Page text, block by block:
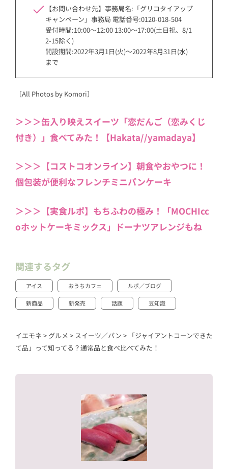
【お問い合わせ先】事務局名:「グリコタイアップ
キャンペーン」事務局 電話番号:0120-018-504
受付時間:10:00〜12:00 13:00〜17:00(土日祝、8/1
2-15除く)
開設期間:2022年3月1日(火)〜2022年8月31日(水)
まで
［All Photos by Komori］
＞＞＞缶入り映えスイーツ「恋だんご（恋みくじ
付き）」食べてみた！【Hakata//yamadaya】
＞＞＞【コストコオンライン】朝食やおやつに！
個包装が便利なフレンチミニパンケーキ
＞＞＞【実食ルポ】もちふわの極み！「MOCHIcc
oホットケーキミックス」ドーナツアレンジもね
関連するタグ
アイス おうちカフェ ルポ／ブログ
新商品 新発売 話題 豆知識
イエモネ > グルメ > スイーツ／パン > 「ジャイアントコーンできた
て品」って知ってる？通常品と食べ比べてみた！